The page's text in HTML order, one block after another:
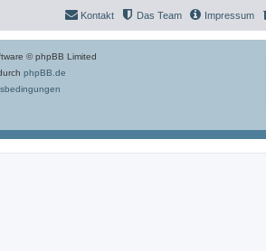
Impressum
Das Team
Kontakt
© phpBB Limited
phpBB.de